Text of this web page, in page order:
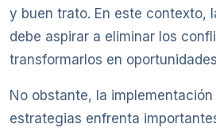
y buen trato. En este contexto,
debe aspirar a eliminar los
transformarlos en
No obstante, la
estrategias enfrenta